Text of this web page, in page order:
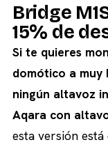
Bridge
15% de
Si te quieres
domótico a muy
ningún altavoz
Aqara con
esta versión